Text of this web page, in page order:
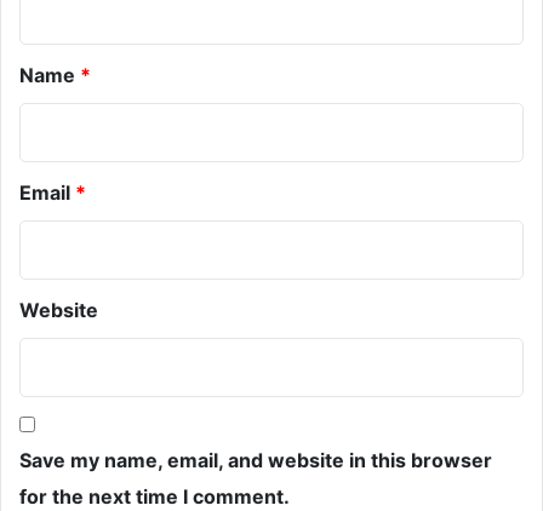
Name *
Email *
Website
Save my name, email, and website in this browser
for the next time I comment.